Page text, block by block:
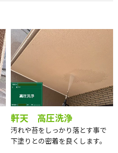
軒天 高圧洗浄
汚れや苔をしっかり落とす事で
下塗りとの密着を良くします。